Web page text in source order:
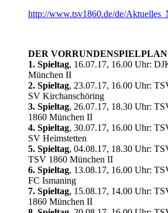
http://www.tsv1860.de/de/
DER VORRUNDENSPIELPLAN
1. Spieltag, 16.07.17, 16.00 Uhr:
München II
2. Spieltag, 23.07.17, 16.00 Uhr:
SV Kirchanschöring
3. Spieltag, 26.07.17, 18.30 Uhr:
1860 München II
4. Spieltag, 30.07.17, 16.00 Uhr:
SV Heimstetten
5. Spieltag, 04.08.17, 18.30 Uhr:
TSV 1860 München II
6. Spieltag, 13.08.17, 16.00 Uhr:
FC Ismaning
7. Spieltag, 15.08.17, 14.00 Uhr:
1860 München II